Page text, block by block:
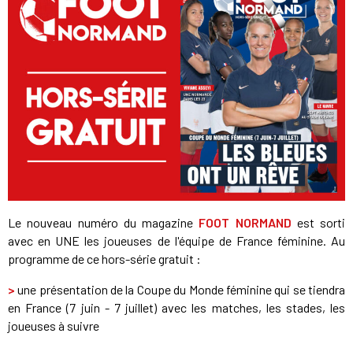
Le nouveau numéro du magazine FOOT NORMAND est sorti
avec en UNE les joueuses de l'équipe de France féminine. Au
programme de ce hors-série gratuit :
> une présentation de la Coupe du Monde féminine qui se tiendra
en France (7 juin - 7 juillet) avec les matches, les stades, les
joueuses à suivre